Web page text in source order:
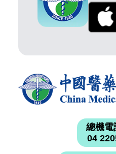
總機電
04